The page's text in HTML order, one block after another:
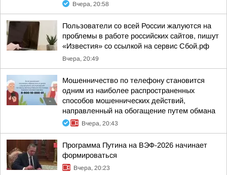
Вчера, 20:58
Пользователи со всей России жалуются на
проблемы в работе российских сайтов, пишут
«Известия» со ссылкой на сервис Сбой.рф
Вчера, 20:49
Мошенничество по телефону становится
одним из наиболее распространенных
способов мошеннических действий,
направленный на обогащение путем обмана
Вчера, 20:43
Программа Путина на ВЭФ-2026 начинает
формироваться
Вчера, 20:23